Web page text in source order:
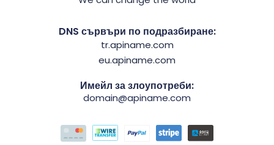
DNS сървъри по подразбиране:
tr.apiname.com
eu.apiname.com
Имейл за злоупотреби:
domain@apiname.com